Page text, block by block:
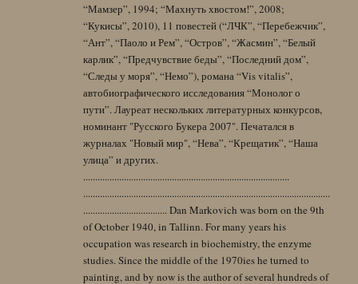
“Мамзер”, 1994; “Махнуть хвостом!”, 2008;
“Кукисы”, 2010), 11 повестей (“ЛЧК”, “Перебежчик”,
“Ант”, “Паоло и Рем”, “Остров”, “Жасмин”, “Белый
карлик”, “Предчувствие беды”, “Последний дом”,
“Следы у моря”, “Немо”), романа “Vis vitalis”,
автобиографического исследования “Монолог о
пути”. Лауреат нескольких литературных конкурсов,
номинант "Русского Букера 2007". Печатался в
журналах "Новый мир", “Нева”, “Крещатик”, “Наша
улица” и других.
......................................................................................
.......................................................................................................
................................... Dan Markovich was born on the 9th
of October 1940, in Tallinn. For many years his
occupation was research in biochemistry, the enzyme
studies. Since the middle of the 1970ies he turned to
painting, and by now is the author of several hundreds of